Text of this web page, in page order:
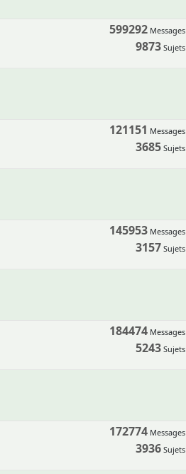
599292 Messages
9873 Sujets
121151 Messages
3685 Sujets
145953 Messages
3157 Sujets
184474 Messages
5243 Sujets
172774 Messages
3936 Sujets